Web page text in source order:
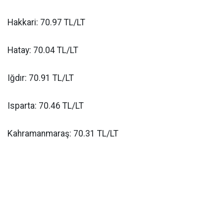
Hakkari: 70.97 TL/LT
Hatay: 70.04 TL/LT
Iğdır: 70.91 TL/LT
Isparta: 70.46 TL/LT
Kahramanmaraş: 70.31 TL/LT